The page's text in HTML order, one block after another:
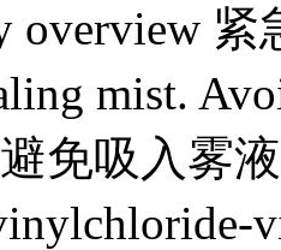
overview
mist.
免吸入雾